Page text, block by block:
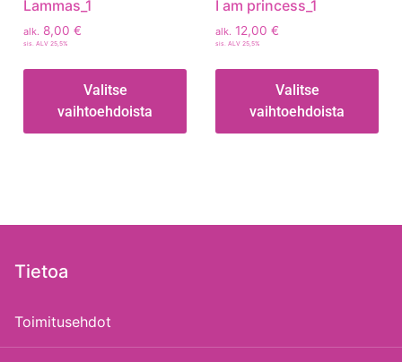
Lammas_1
alk. 8,00 €
sis. ALV 25,5%
Valitse
vaihtoehdoista
I am princess_1
alk. 12,00 €
sis. ALV 25,5%
Valitse
vaihtoehdoista
Tietoa
Toimitusehdot